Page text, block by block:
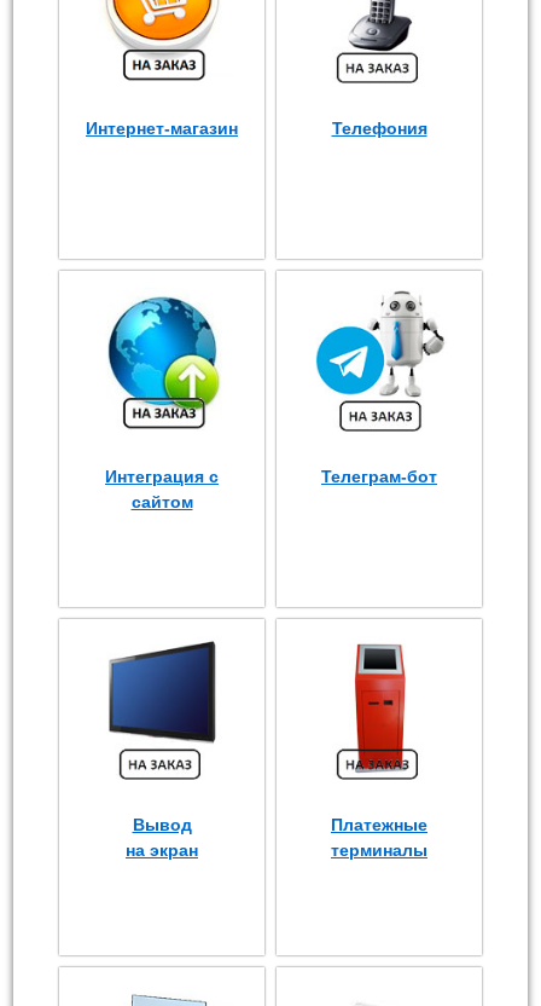
Интернет-магазин Телефония
Интеграция с
сайтом
Телеграм-бот
Вывод
на экран
Платежные
терминалы